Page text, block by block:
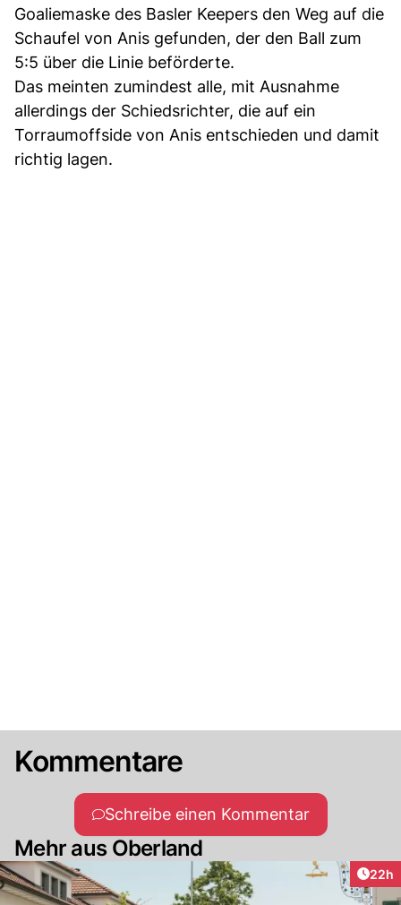
Goaliemaske des Basler Keepers den Weg auf die
Schaufel von Anis gefunden, der den Ball zum
5:5 über die Linie beförderte.
Das meinten zumindest alle, mit Ausnahme
allerdings der Schiedsrichter, die auf ein
Torraumoffside von Anis entschieden und damit
richtig lagen.
Kommentare
Schreibe einen Kommentar
Mehr aus Oberland
22h